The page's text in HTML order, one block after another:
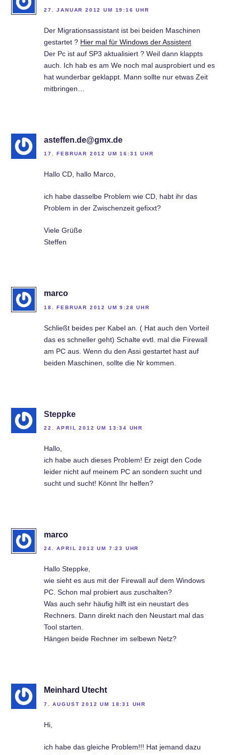
27. JANUAR 2012 UM 19:16 UHR
Der Migrationsassistant ist bei beiden Maschinen
gestartet ? Hier mal für Windows der Assistent
Der Pc ist auf SP3 aktualisiert ? Weil dann klappts
auch. Ich hab es am We noch mal ausprobiert und es
hat wunderbar geklappt. Mann sollte nur etwas Zeit
mitbringen…
asteffen.de@gmx.de
17. FEBRUAR 2012 UM 16:31 UHR
Hallo CD, hallo Marco,
ich habe dasselbe Problem wie CD, habt ihr das
Problem in der Zwischenzeit gefixxt?
Viele Grüße
Steffen
marco
18. FEBRUAR 2012 UM 9:28 UHR
Schließt beides per Kabel an. ( Hat auch den Vorteil
das es schneller geht) Schalte evtl. mal die Firewall
am PC aus. Wenn du den Assi gestartet hast auf
beiden Maschinen, sollte die Nr kommen.
Steppke
22. APRIL 2012 UM 13:34 UHR
Hallo,
ich habe auch dieses Problem! Er zeigt den Code
leider nicht auf meinem PC an sondern sucht und
sucht und sucht! Könnt Ihr helfen?
marco
24. APRIL 2012 UM 7:23 UHR
Hallo Steppke,
wie sieht es aus mit der Firewall auf dem Windows
PC. Schon mal probiert aus zuschalten?
Was auch sehr häufig hilft ist ein neustart des
Rechners. Dann direkt nach den Neustart mal das
Tool starten.
Hängen beide Rechner im selbewn Netz?
Meinhard Utecht
7. AUGUST 2012 UM 18:31 UHR
Hi,
ich habe das gleiche Problem!!! Hat jemand dazu